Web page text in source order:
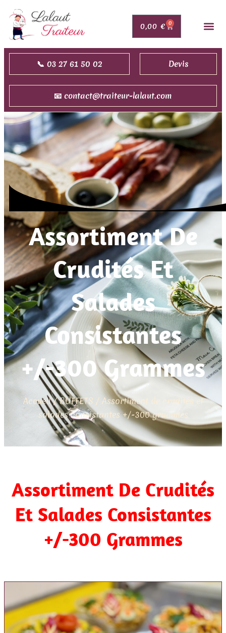
0,00€ 0
📞 03 27 61 50 02 Devis
📧 contact@traiteur-lalaut.com
Assortiment De
Crudités Et
Salades
Consistantes
+/-300 Grammes
Accueil/BUFFETS / Assortiment de crudités et
salades consistantes +/-300 grammes
Assortiment De Crudités
Et Salades Consistantes
+/-300 Grammes